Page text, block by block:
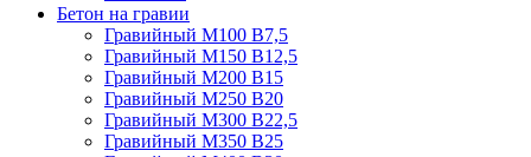
Бетон на гравии
Гравийный М100 В7,5
Гравийный М150 В12,5
Гравийный М200 В15
Гравийный М250 В20
Гравийный М300 В22,5
Гравийный М350 В25